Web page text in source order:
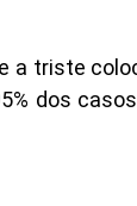
a triste
dos